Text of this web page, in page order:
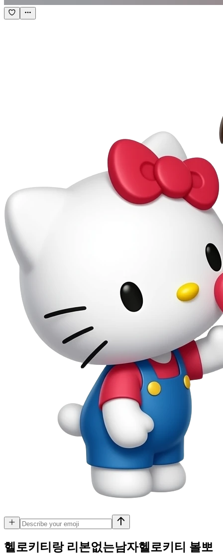
헬로키티랑 리본없는남자헬로키티 볼뽀